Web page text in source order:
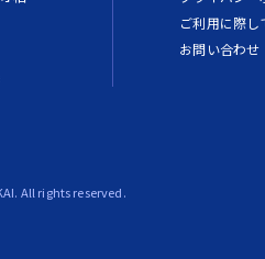
ご利用に際し
お問い合わせ
All rights reserved.